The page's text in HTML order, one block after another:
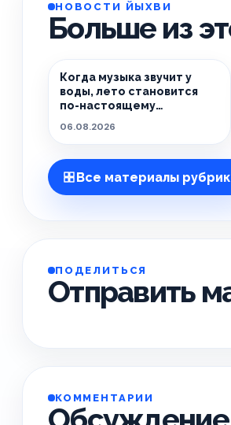
НОВОСТИ ЙЫХВИ
Больше из
Когда музыка звучит у
воды, лето становится
по-настоящему
06.08.2026
Все материалы
ПОДЕЛИТЬСЯ
Отправить
КОММЕНТАРИИ